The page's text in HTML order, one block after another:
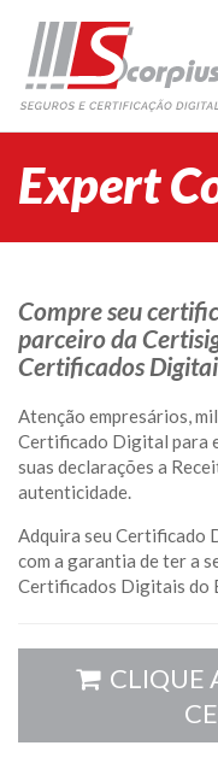
HOME
EMPRESA
AGENDAMENTO
SEGUROS
BLOG
SUPORTE/CONTATO
Expert
Compre seu
parceiro da
Certificados
Atenção empresários,
Certificado Digital para
suas declarações a
autenticidade.
Adquira seu Certificado
com a garantia de ter a
Certificados Digitais do
CLIQUE